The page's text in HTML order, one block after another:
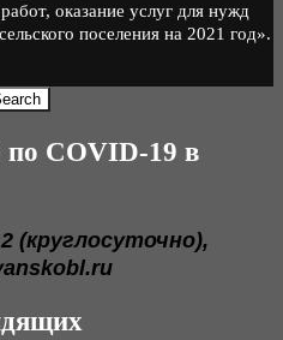
оказание услуг для нужд
поселения на 2021 год».
COVID-19 в
(круглосуточно),